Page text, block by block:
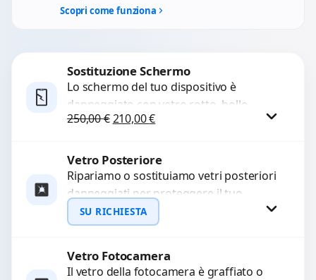
Scopri come funziona
Sostituzione Schermo
Lo schermo del tuo dispositivo è
danneggiato con vetro rotto, bolle,
macchie, schermo nero o pixel morti?
250,00€ Il prezzo originale era: 250,00 €.
210,00€Il prezzo attuale è: 210,00 €.
Procedi
Vetro Posteriore
Ripariamo o sostituiamo vetri posteriori
danneggiati per proteggere il tuo
dispositivo e ripristinare l’estetica
originale. Utilizziamo ricambi di alta
SU RICHIESTA
Richiedi Preventivo
Vetro Fotocamera
Il vetro della fotocamera è graffiato o